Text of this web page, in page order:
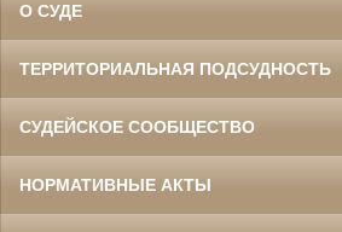
О СУДЕ
ТЕРРИТОРИАЛЬНАЯ ПОДСУДНОСТЬ
СУДЕЙСКОЕ СООБЩЕСТВО
НОРМАТИВНЫЕ АКТЫ